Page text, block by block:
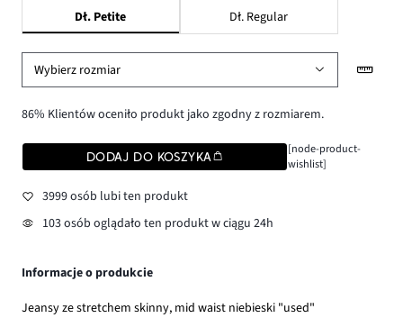
Dł. Petite Dł. Regular
Wybierz rozmiar
86% Klientów oceniło produkt jako zgodny z rozmiarem.
DODAJ DO KOSZYKA
[node-product-
wishlist]
3999 osób lubi ten produkt
103 osób oglądało ten produkt w ciągu 24h
Informacje o produkcie
Jeansy ze stretchem skinny, mid waist niebieski "used"